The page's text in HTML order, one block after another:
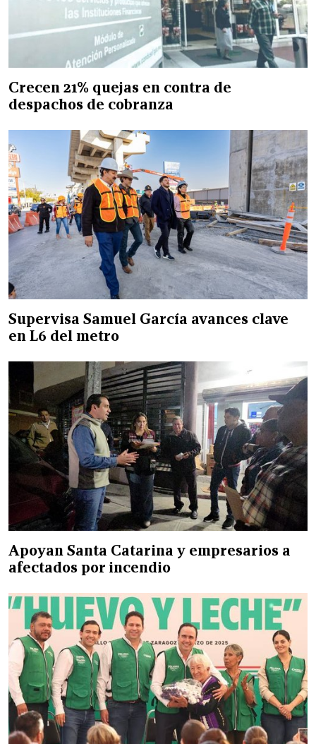
Crecen 21% quejas en contra de
despachos de cobranza
Supervisa Samuel García avances clave
en L6 del metro
Apoyan Santa Catarina y empresarios a
afectados por incendio